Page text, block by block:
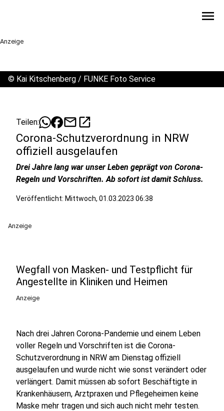
menu
Anzeige
© Kai Kitschenberg / FUNKE Foto Service
Teilen: mailopen_in_new
Corona-Schutzverordnung in NRW
offiziell ausgelaufen
Drei Jahre lang war unser Leben geprägt von Corona-
Regeln und Vorschriften. Ab sofort ist damit Schluss.
Veröffentlicht: Mittwoch, 01.03.2023 06:38
Anzeige
Wegfall von Masken- und Testpflicht für
Angestellte in Kliniken und Heimen
Anzeige
Nach drei Jahren Corona-Pandemie und einem Leben
voller Regeln und Vorschriften ist die Corona-
Schutzverordnung in NRW am Dienstag offiziell
ausgelaufen und wurde nicht wie sonst verändert oder
verlängert. Damit müssen ab sofort Beschäftigte in
Krankenhäusern, Arztpraxen und Pflegeheimen keine
Maske mehr tragen und sich auch nicht mehr testen.